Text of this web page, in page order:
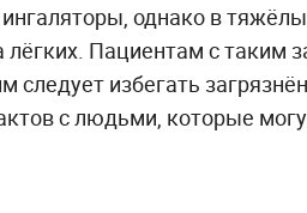
однако в
лёгких. Пациентам с таким
следует избегать
с людьми, которые